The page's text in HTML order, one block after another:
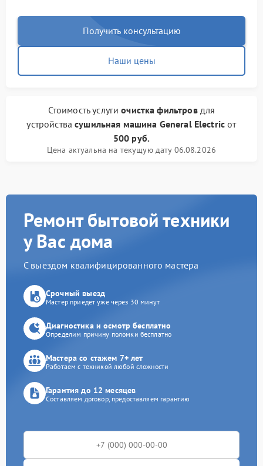
Получить консультацию
Наши цены
Стоимость услугиочистка фильтровдля
устройствасушильная машина General Electric от
500 руб.
Цена актуальна на текущую дату 06.08.2026
Ремонт бытовой техники
у Вас дома
С выездом квалифицированного мастера
Срочный выезд
Мастер приедет уже через 30 минут
Диагностика и осмотр бесплатно
Определим причину поломки бесплатно
Мастера со стажем 7+ лет
Работаем с техникой любой сложности
Гарантия до 12 месяцев
Составляем договор, предоставляем гарантию